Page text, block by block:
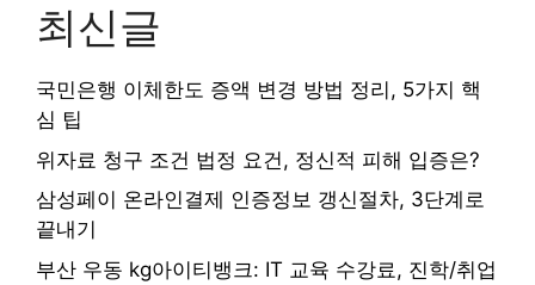
최신글
국민은행 이체한도 증액 변경 방법 정리, 5가지 핵
심 팁
위자료 청구 조건 법정 요건, 정신적 피해 입증은?
삼성페이 온라인결제 인증정보 갱신절차, 3단계로
끝내기
부산 우동 kg아이티뱅크: IT 교육 수강료, 진학/취업